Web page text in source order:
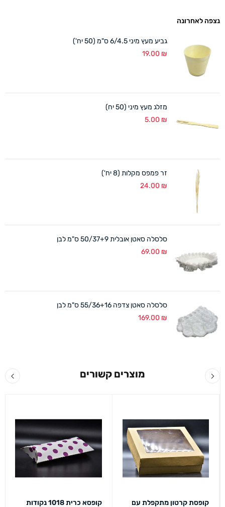
נצפה לאחרונה
גביע מעץ מיני 6/4.5 ס"מ (50 יח')
19.00 ₪
מזלג מעץ מיני (50 יח)
5.00 ₪
זר פמפס מקלות (8 יח')
24.00 ₪
סלסלה סאטן אובלית 50/37+9 ס"מ לבן
69.00 ₪
סלסלה סאטן צדפה 55/36+16 ס"מ לבן
169.00 ₪
מוצרים קשורים
קופסת קרטון מתקפלת עם
קופסא כרית 1018 נקודות